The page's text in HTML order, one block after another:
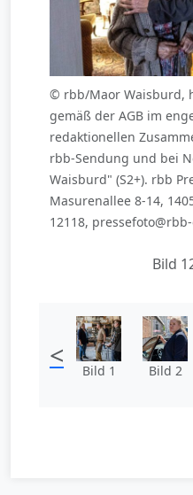
© rbb/Maor Waisburd,
gemäß der AGB im
redaktionellen
rbb-Sendung und bei
Waisburd" (S2+). rbb
Masurenallee 8-14,
12118,
Bild
< Bild 1 Bild 2